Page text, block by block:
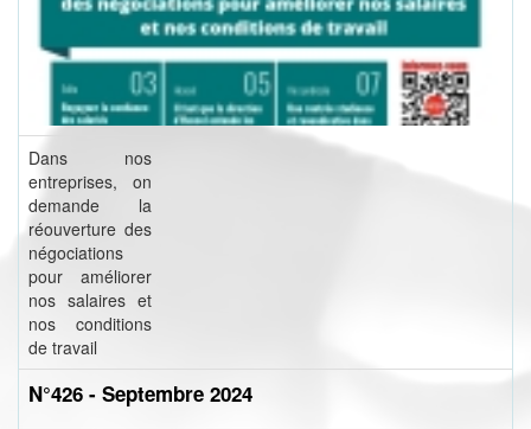
Dans nos
entreprises, on
demande la
réouverture des
négociations
pour améliorer
nos salaires et
nos conditions
de travail
N°426 - Septembre 2024